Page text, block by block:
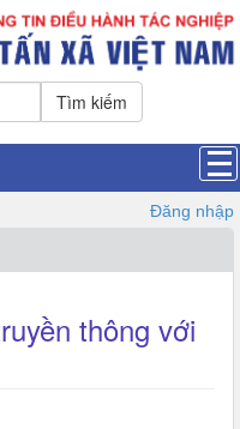
Tìm kiếm
Đăng nhập
thông với